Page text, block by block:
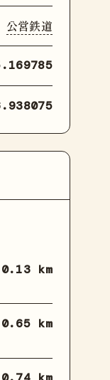
公営鉄道
0.13 km
0.65 km